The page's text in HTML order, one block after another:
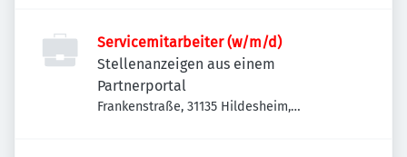
Servicemitarbeiter (w/m/d)
Stellenanzeigen aus einem
Partnerportal
Frankenstraße, 31135 Hildesheim,